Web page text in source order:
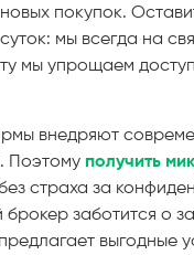
покупок.
мы всегда на
мы упрощаем
внедряют
Поэтому получить
страха за
заботится о
выгодные